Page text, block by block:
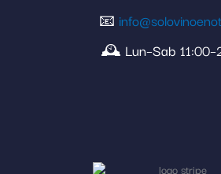
📧
🕰️ Lun–Sab